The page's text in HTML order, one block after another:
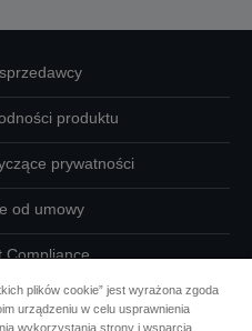
produktu
prywatności
od umowy
Compliance
swoich danych
plików cookie” jest wyrażona zgoda
urządzeniu w celu usprawnienia
wykorzystania strony i wsparcia